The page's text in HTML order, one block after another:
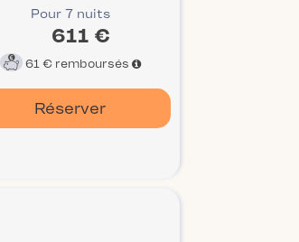
Pour 7 nuits
611 €
61 € remboursés
Réserver